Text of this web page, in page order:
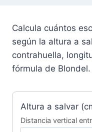
Calcula cuántos
según la altura a
contrahuella,
fórmula de Blondel.
Altura a salvar
Distancia vertical